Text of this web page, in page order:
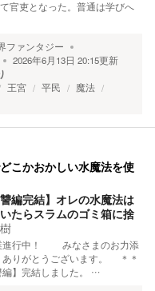
官吏となった。普通は学びへ
ファンタジー
2026年6月13日 20:15更新
王宮 平民
魔法
こかおかしい水魔法を使
編完結】オレの水魔法は
たらスラムのゴミ箱に捨
進行中！ みなさまのお力添
りがとうございます。 ＊＊
編】完結しました。 …